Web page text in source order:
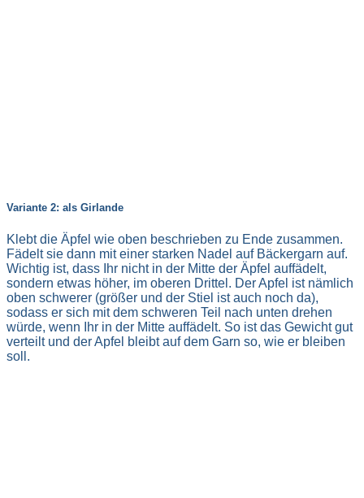
Variante 2: als Girlande
Klebt die Äpfel wie oben beschrieben zu Ende zusammen.
Fädelt sie dann mit einer starken Nadel auf Bäckergarn auf.
Wichtig ist, dass Ihr nicht in der Mitte der Äpfel auffädelt,
sondern etwas höher, im oberen Drittel. Der Apfel ist nämlich
oben schwerer (größer und der Stiel ist auch noch da),
sodass er sich mit dem schweren Teil nach unten drehen
würde, wenn Ihr in der Mitte auffädelt. So ist das Gewicht gut
verteilt und der Apfel bleibt auf dem Garn so, wie er bleiben
soll.